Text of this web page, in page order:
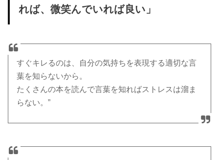
れば、微笑んでいれば良い」
すぐキレるのは、自分の気持ちを表現する適切な言
葉を知らないから。
たくさんの本を読んで言葉を知ればストレスは溜ま
らない。”